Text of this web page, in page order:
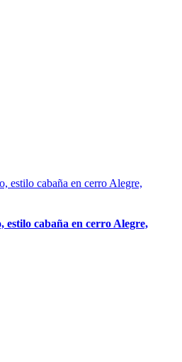
estilo cabaña en cerro Alegre,